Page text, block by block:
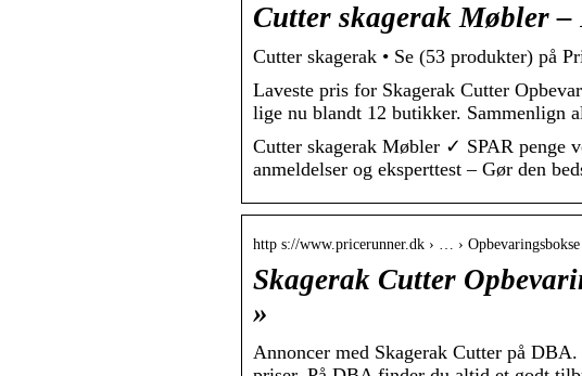
Cutter skagerak Møbler
Cutter skagerak • Se (53 produkter) på
Laveste pris for Skagerak Cutter
lige nu blandt 12 butikker. Sammenlign
Cutter skagerak Møbler ✓ SPAR penge
anmeldelser og eksperttest – Gør den
http s://www.pricerunner.dk › … › Opbevaringsbokse
Skagerak Cutter
»
Annoncer med Skagerak Cutter på